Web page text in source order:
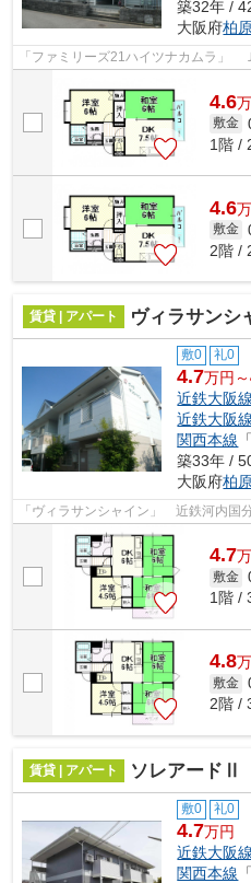
築32年 /
大阪府柏
「ファミリーズ21ハイツナカムラ」
4.6万
敷金
1階 /
4.6万
敷金
2階 /
賃貸 | アパート ヴィラサンシ
敷0 礼0
4.7万円～
近鉄大阪線
近鉄大阪線
関西本線
築33年 /
大阪府柏
「ヴィラサンシャイン」 近鉄河内
4.7万
敷金
1階 /
4.8万
敷金
2階 /
賃貸 | アパート ソレアードⅡ
敷0 礼0
4.7万円
近鉄大阪線
関西本線